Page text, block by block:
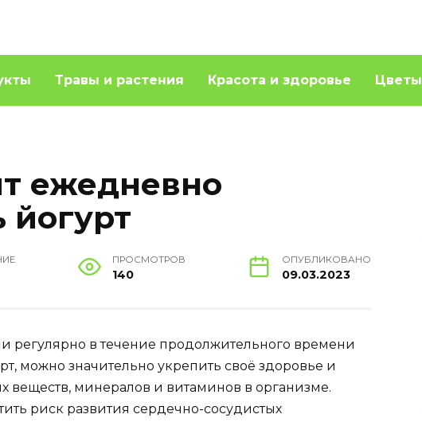
Травы и растения Красота и здоровье Цветы
ежедневно
йогурт
ПРОСМОТРОВ
140
ОПУБЛИКОВАНО
09.03.2023
регулярно в течение продолжительного времени
можно значительно укрепить своё здоровье и
веществ, минералов и витаминов в организме.
риск развития сердечно-сосудистых